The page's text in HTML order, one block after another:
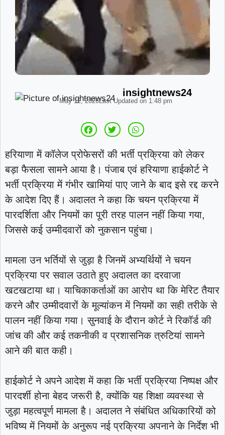
insightnews24
May 12, 2026Last Updated on 1:48 pm
हरियाणा में कॉलेज प्रोफेसरों की भर्ती प्रक्रिया को लेकर
बड़ा फैसला सामने आया है। पंजाब एवं हरियाणा हाईकोर्ट ने
भर्ती प्रक्रिया में गंभीर खामियां पाए जाने के बाद इसे रद्द करने
के आदेश दिए हैं। अदालत ने कहा कि चयन प्रक्रिया में
पारदर्शिता और नियमों का पूरी तरह पालन नहीं किया गया,
जिससे कई उम्मीदवारों को नुकसान पहुंचा।
मामला उन भर्तियों से जुड़ा है जिनमें अभ्यर्थियों ने चयन
प्रक्रिया पर सवाल उठाते हुए अदालत का दरवाजा
खटखटाया था। याचिकाकर्ताओं का आरोप था कि मेरिट तैयार
करने और उम्मीदवारों के मूल्यांकन में नियमों का सही तरीके से
पालन नहीं किया गया। सुनवाई के दौरान कोर्ट ने रिकॉर्ड की
जांच की और कई तकनीकी व प्रशासनिक त्रुटियां सामने
आने की बात कही।
हाईकोर्ट ने अपने आदेश में कहा कि भर्ती प्रक्रिया निष्पक्ष और
पारदर्शी होना बेहद जरूरी है, क्योंकि यह शिक्षा व्यवस्था से
जुड़ा महत्वपूर्ण मामला है। अदालत ने संबंधित अधिकारियों को
भविष्य में नियमों के अनुरूप नई प्रक्रिया अपनाने के निर्देश भी